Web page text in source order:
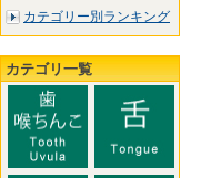
カテゴリー別ランキング
カテゴリ一覧